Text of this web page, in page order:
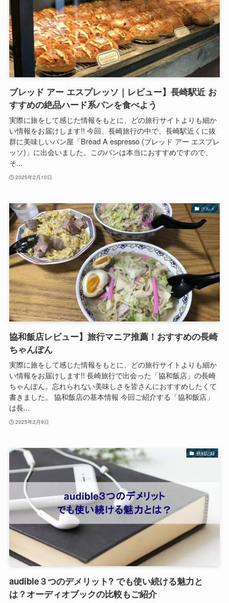
ブレッド アー エスプレッソ｜レビュー】長崎駅近 お
すすめの絶品ハード系パンを食べよう
実際に旅をして感じた情報をもとに、どの旅行サイトよりも細か
い情報をお届けします!! 今回、長崎旅行の中で、長崎駅近くに抜
群に美味しいパン屋「Bread A espresso (ブレッド アー エスプレ
ッソ)」に出会いました。このパンは本当におすすめですので、
そ...
2025年2月10日
グルメ
協和飯店レビュー】旅行マニア推薦！おすすめの長崎
ちゃんぽん
実際に旅をして感じた情報をもとに、どの旅行サイトよりも細か
い情報をお届けします!! 長崎旅行で出会った「協和飯店」の長崎
ちゃんぽん。忘れられない美味しさを皆さんにおすすめしたくて
書きました。 協和飯店の基本情報 今回ご紹介する「協和飯店」
は長...
2025年2月9日
挑戦記録
audible３つのデメリット? でも使い続ける魅力と
は？オーディオブックの比較もご紹介